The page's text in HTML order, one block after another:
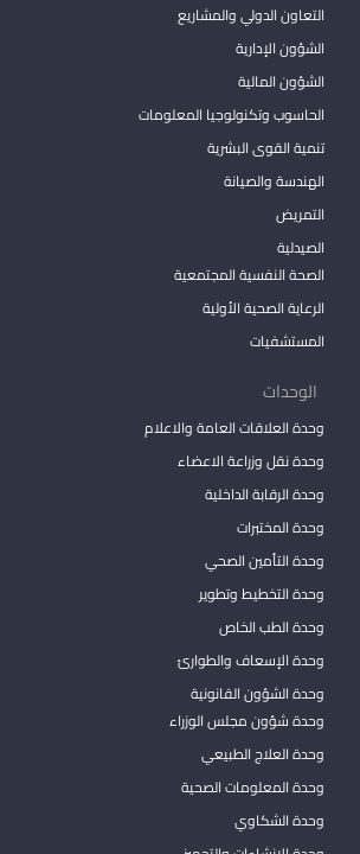
التعاون الدولي والمشاريع
الشؤون الإدارية
الشؤون المالية
الحاسوب وتكنولوجيا المعلومات
تنمية القوى البشرية
الهندسة والصيانة
التمريض
الصيدلية
الصحة النفسية المجتمعية
الرعاية الصحية الأولية
المستشفيات
الوحدات
وحدة العلاقات العامة والاعلام
وحدة نقل وزراعة الاعضاء
وحدة الرقابة الداخلية
وحدة المختبرات
وحدة التأمين الصحي
وحدة التخطيط وتطوير
وحدة الطب الخاص
وحدة الإسعاف والطوارئ
وحدة الشؤون القانونية
وحدة شؤون مجلس الوزراء
وحدة العلاج الطبيعي
وحدة المعلومات الصحية
وحدة الشكاوي